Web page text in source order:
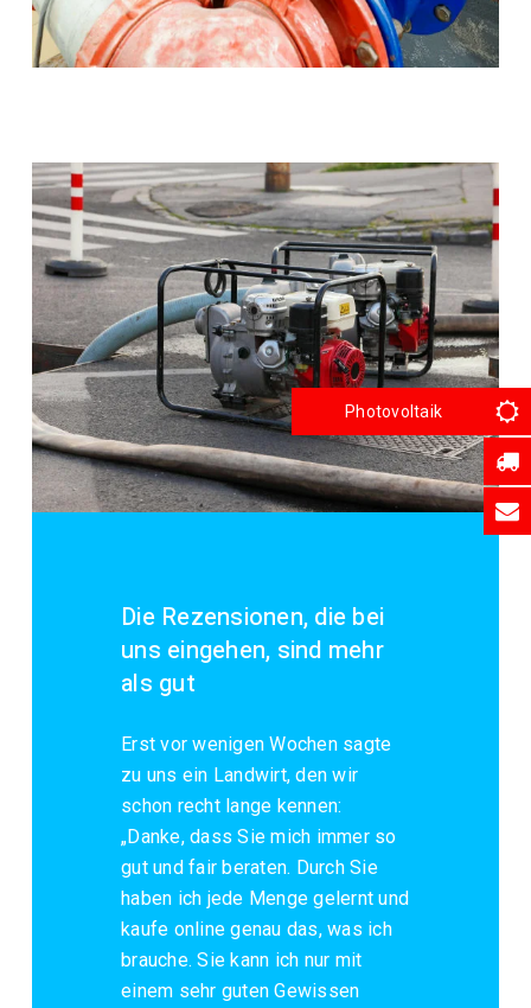
Die Rezensionen, die bei
uns eingehen, sind mehr
als gut
Erst vor wenigen Wochen sagte
zu uns ein Landwirt, den wir
schon recht lange kennen:
„Danke, dass Sie mich immer so
gut und fair beraten. Durch Sie
haben ich jede Menge gelernt und
kaufe online genau das, was ich
brauche. Sie kann ich nur mit
einem sehr guten Gewissen
Photovoltaik